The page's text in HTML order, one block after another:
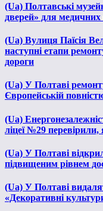
(Ua) Полтавські
дверей» для медичних
(Ua) Вулиця Паїсія
наступні етапи
дороги
(Ua) У Полтаві
Європейській
(Ua)
ліцеї №29
(Ua) У Полтаві
підвищеним рівнем
(Ua) У Полтаві
«Декоративні